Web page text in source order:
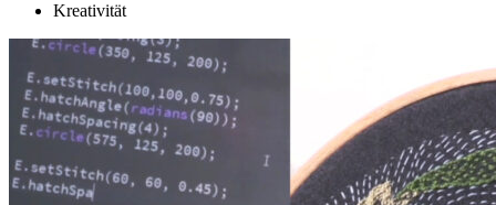
Kreativität